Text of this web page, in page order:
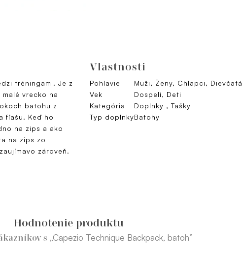
tréningami. Je z
vrecko na
batohu z
fľašu. Keď ho
na zips a ako
na zips zo
zároveň.
Vlastnosti
Pohlavie
Muži, Ženy, Chlapci, Dievčatá
Vek
Dospelí, Deti
Kategória
Doplnky , Tašky
Typ doplnkyBatohy
Hodnotenie produktu
s „Capezio Technique Backpack, batoh”